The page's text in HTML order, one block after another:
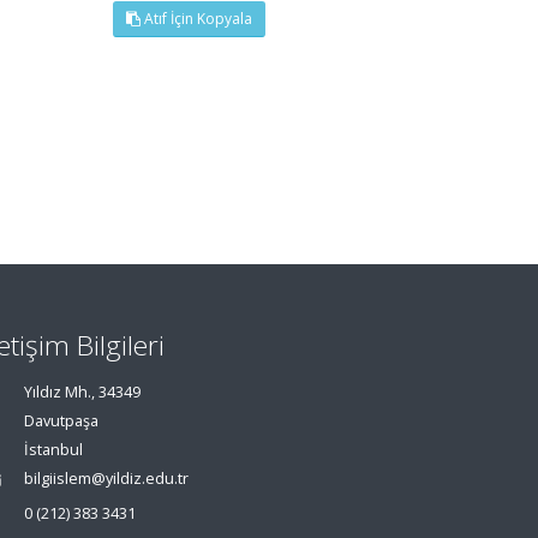
Atıf İçin Kopyala
Bilgileri
Yıldız Mh., 34349
Davutpaşa
İstanbul
bilgiislem@yildiz.edu.tr
0 (212) 383 3431